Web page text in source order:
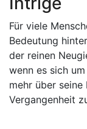
Für viele
Bedeutung
der reinen
wenn es sich
mehr über
Vergangenheit